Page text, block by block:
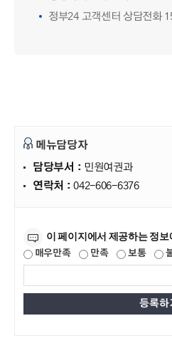
정부24 고객센터 상담전화
메뉴담당자
담당부서 : 민원여권과
연락처 :042-606-6376
이 페이지에서 제공하는 정
매우만족 만족 보통